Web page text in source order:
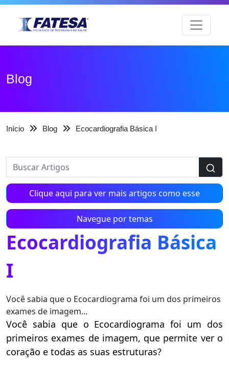
Blog
Início Blog Ecocardiografia Básica I
Clique aqui para ver mais artigos como esse
Navegue por temas
Ecocardiografia Básica
I
Você sabia que o Ecocardiograma foi um dos primeiros
exames de imagem...
Você sabia que o Ecocardiograma foi um dos
primeiros exames de imagem, que permite ver o
coração e todas as suas estruturas?